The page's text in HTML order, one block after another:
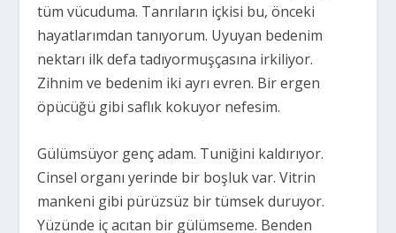
tüm vücuduma. Tanrıların içkisi bu, önceki
hayatlarımdan tanıyorum. Uyuyan bedenim
nektarı ilk defa tadıyormuşçasına irkiliyor.
Zihnim ve bedenim iki ayrı evren. Bir ergen
öpücüğü gibi saflık kokuyor nefesim.
Gülümsüyor genç adam. Tuniğini kaldırıyor.
Cinsel organı yerinde bir boşluk var. Vitrin
mankeni gibi pürüzsüz bir tümsek duruyor.
Yüzünde iç acıtan bir gülümseme. Benden